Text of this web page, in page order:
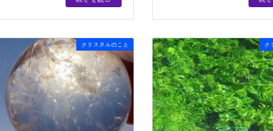
クリスタルのこと ク